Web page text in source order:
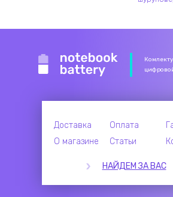
Доставка Оплата
О магазине
Статьи
НАЙДЕМ ЗА ВАС